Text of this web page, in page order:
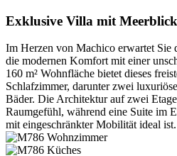
Exklusive Villa mit
Im Herzen von Machico erwartet Sie
die modernen Komfort mit einer
160 m² Wohnfläche bietet dieses
Schlafzimmer, darunter zwei
Bäder. Die Architektur auf zwei
Raumgefühl, während eine Suite im
mit eingeschränkter Mobilität ideal ist.